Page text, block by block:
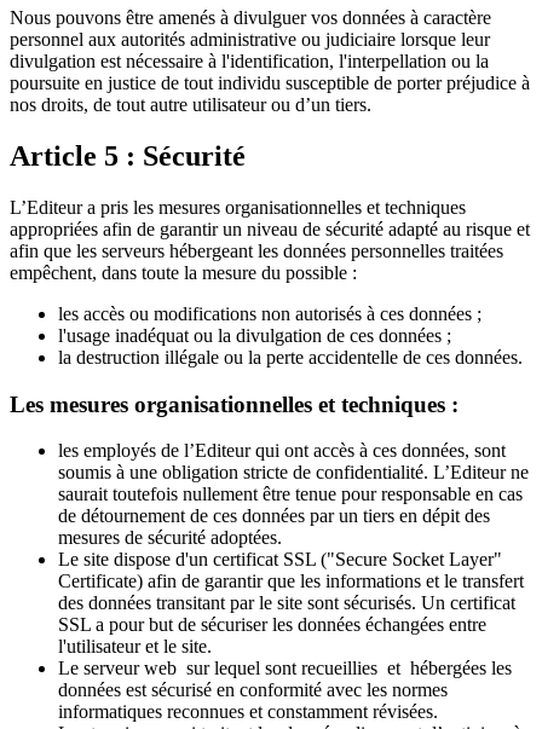
Nous pouvons être amenés à divulguer vos données à caractère
personnel aux autorités administrative ou judiciaire lorsque leur
divulgation est nécessaire à l'identification, l'interpellation ou la
poursuite en justice de tout individu susceptible de porter préjudice à
nos droits, de tout autre utilisateur ou d’un tiers.
Article 5 : Sécurité
L’Editeur a pris les mesures organisationnelles et techniques
appropriées afin de garantir un niveau de sécurité adapté au risque et
afin que les serveurs hébergeant les données personnelles traitées
empêchent, dans toute la mesure du possible :
les accès ou modifications non autorisés à ces données ;
l'usage inadéquat ou la divulgation de ces données ;
la destruction illégale ou la perte accidentelle de ces données.
Les mesures organisationnelles et techniques :
les employés de l’Editeur qui ont accès à ces données, sont
soumis à une obligation stricte de confidentialité. L’Editeur ne
saurait toutefois nullement être tenue pour responsable en cas
de détournement de ces données par un tiers en dépit des
mesures de sécurité adoptées.
Le site dispose d'un certificat SSL ("Secure Socket Layer"
Certificate) afin de garantir que les informations et le transfert
des données transitant par le site sont sécurisés. Un certificat
SSL a pour but de sécuriser les données échangées entre
l'utilisateur et le site.
Le serveur web sur lequel sont recueillies et hébergées les
données est sécurisé en conformité avec les normes
informatiques reconnues et constamment révisées.